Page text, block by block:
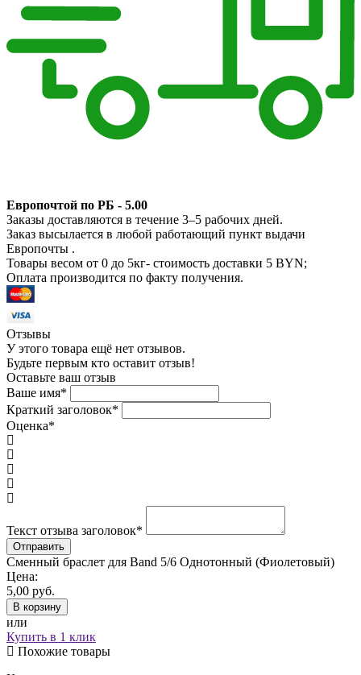
Европочтой по РБ - 5.00
Заказы доставляются в течение 3–5 рабочих дней.
Заказ высылается в любой работающий пункт выдачи
Европочты .
Товары весом от 0 до 5кг- стоимость доставки 5 BYN;
Оплата производится по факту получения.
Отзывы
У этого товара ещё нет отзывов.
Будьте первым кто оставит отзыв!
Оставьте ваш отзыв
Ваше имя*
Краткий заголовок*
Оценка*
Текст отзыва заголовок*
Сменный браслет для Band 5/6 Однотонный (Фиолетовый)
Цена:
5,00 руб.
В корзину
или
Купить в 1 клик
Похожие товары